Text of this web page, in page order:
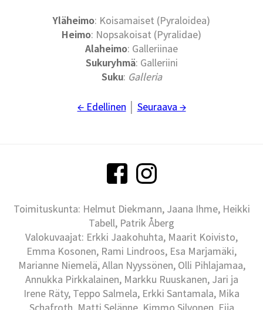
Yläheimo: Koisamaiset (Pyraloidea)
Heimo: Nopsakoisat (Pyralidae)
Alaheimo: Galleriinae
Sukuryhmä: Galleriini
Suku: Galleria
← Edellinen Seuraava →
Toimituskunta: Helmut Diekmann, Jaana Ihme, Heikki
Tabell, Patrik Åberg
Valokuvaajat: Erkki Jaakohuhta, Maarit Koivisto,
Emma Kosonen, Rami Lindroos, Esa Marjamäki,
Marianne Niemelä, Allan Nyyssönen, Olli Pihlajamaa,
Annukka Pirkkalainen, Markku Ruuskanen, Jari ja
Irene Räty, Teppo Salmela, Erkki Santamala, Mika